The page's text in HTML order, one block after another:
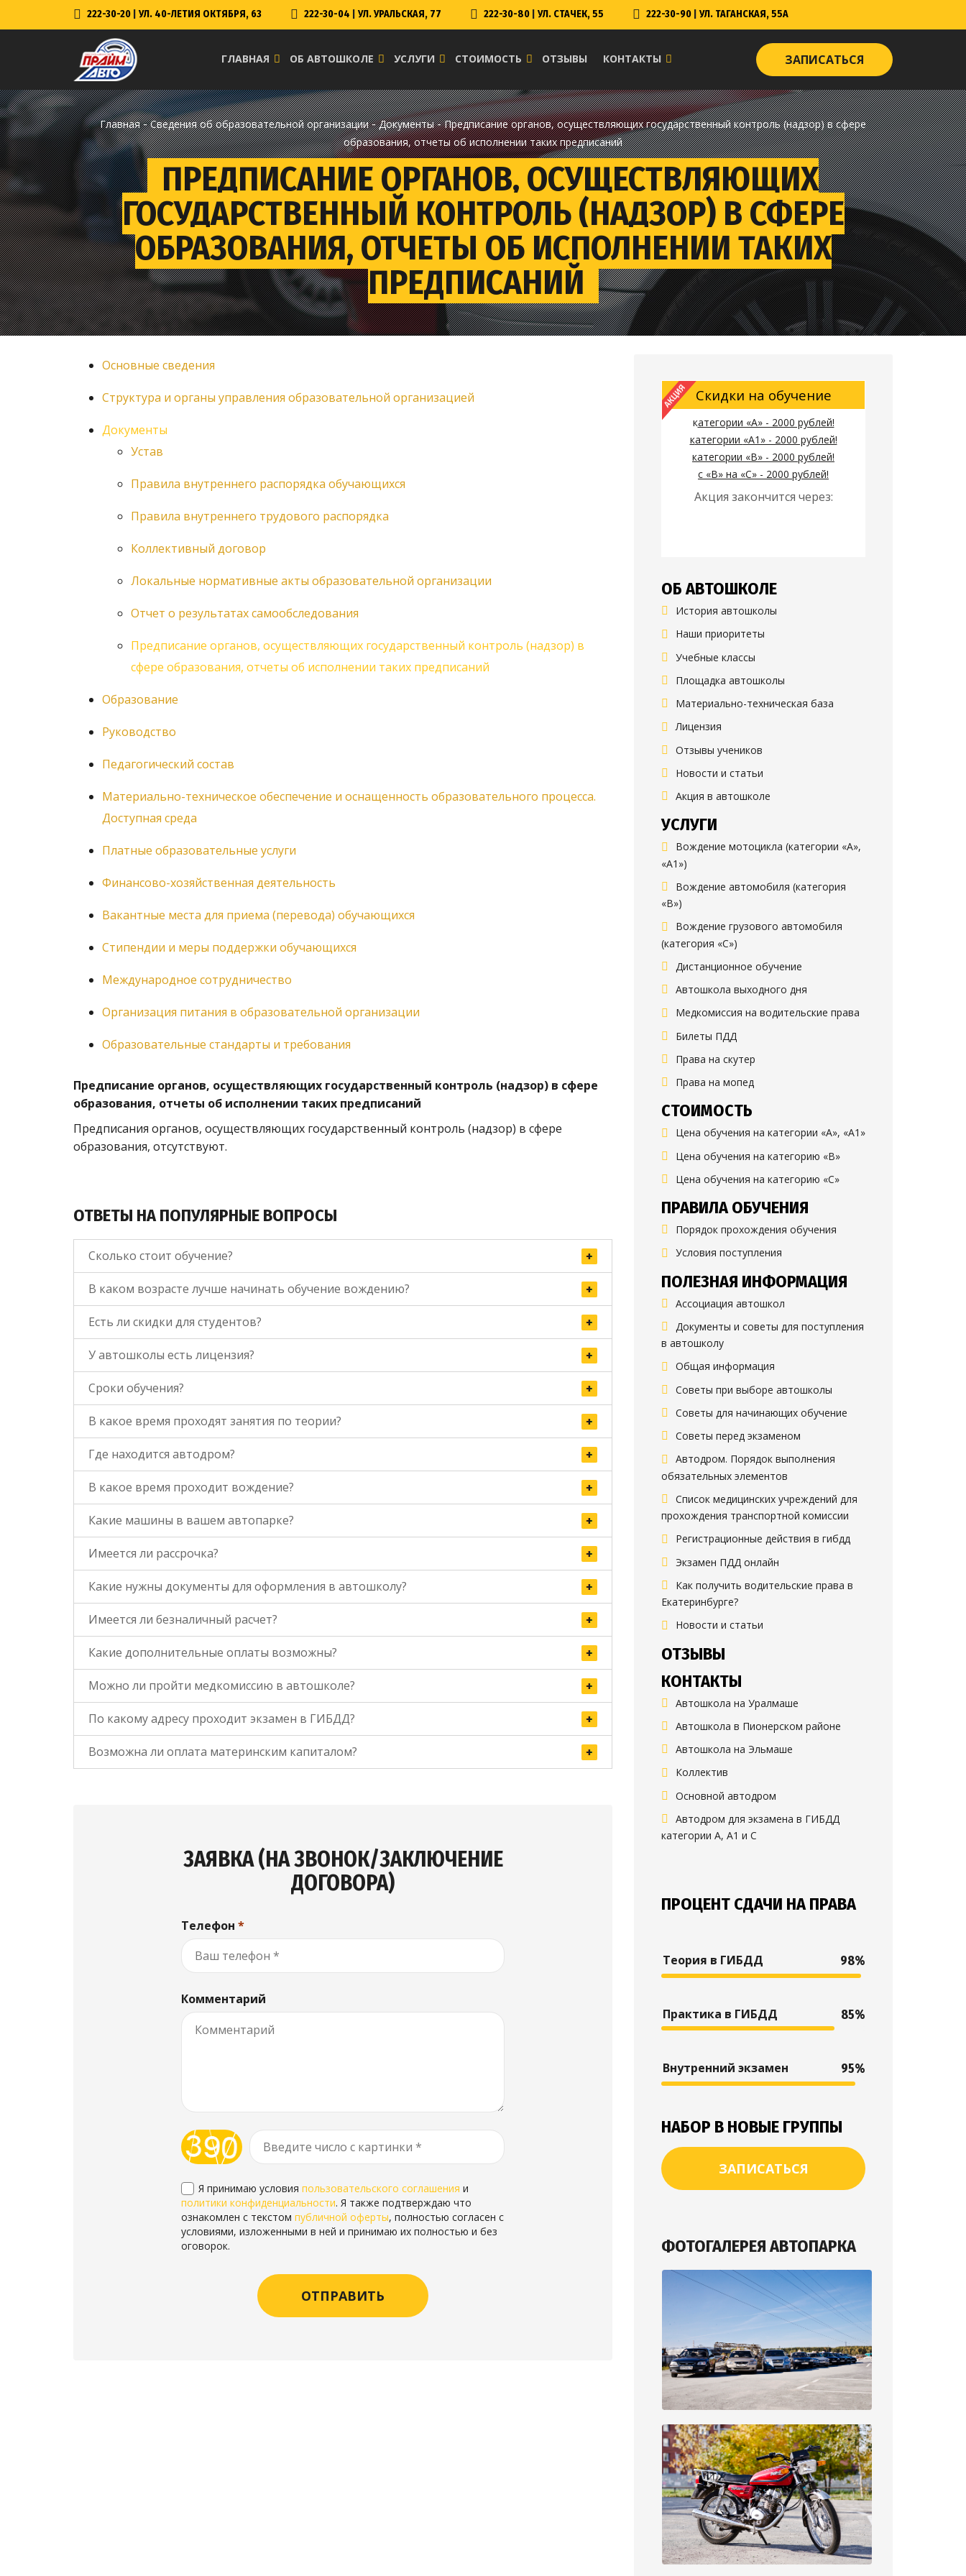
222-30-20 УЛ. 40-ЛЕТИЯ ОКТЯБРЯ, 63 222-30-04 УЛ. УРАЛЬСКАЯ, 77 222-30-80 УЛ. СТАЧЕК, 55 222-30-90 УЛ. ТАГАНСКАЯ, 55А
ГЛАВНАЯ ОБ АВТОШКОЛЕ УСЛУГИ СТОИМОСТЬ ОТЗЫВЫ КОНТАКТЫ ЗАПИСАТЬСЯ
Главная-Сведения об образовательной организации-Документы-Предписание органов, осуществляющих государственный контроль (надзор) в сфере
образования, отчеты об исполнении таких предписаний
ПРЕДПИСАНИЕ ОРГАНОВ, ОСУЩЕСТВЛЯЮЩИХ
ГОСУДАРСТВЕННЫЙ КОНТРОЛЬ (НАДЗОР) В СФЕРЕ
ОБРАЗОВАНИЯ, ОТЧЕТЫ ОБ ИСПОЛНЕНИИ ТАКИХ
ПРЕДПИСАНИЙ
Основные сведения
Структура и органы управления образовательной организацией
Документы
Устав
Правила внутреннего распорядка обучающихся
Правила внутреннего трудового распорядка
Коллективный договор
Локальные нормативные акты образовательной организации
Отчет о результатах самообследования
Предписание органов, осуществляющих государственный контроль (надзор) в
сфере образования, отчеты об исполнении таких предписаний
Образование
Руководство
Педагогический состав
Материально-техническое обеспечение и оснащенность образовательного процесса.
Доступная среда
Платные образовательные услуги
Финансово-хозяйственная деятельность
Вакантные места для приема (перевода) обучающихся
Стипендии и меры поддержки обучающихся
Международное сотрудничество
Организация питания в образовательной организации
Образовательные стандарты и требования
Предписание органов, осуществляющих государственный контроль (надзор) в сфере
образования, отчеты об исполнении таких предписаний
Предписания органов, осуществляющих государственный контроль (надзор) в сфере
образования, отсутствуют.
ОТВЕТЫ НА ПОПУЛЯРНЫЕ ВОПРОСЫ
Сколько стоит обучение?
В каком возрасте лучше начинать обучение вождению?
Есть ли скидки для студентов?
У автошколы есть лицензия?
Сроки обучения?
В какое время проходят занятия по теории?
Где находится автодром?
В какое время проходит вождение?
Какие машины в вашем автопарке?
Имеется ли рассрочка?
Какие нужны документы для оформления в автошколу?
Имеется ли безналичный расчет?
Какие дополнительные оплаты возможны?
Можно ли пройти медкомиссию в автошколе?
По какому адресу проходит экзамен в ГИБДД?
Возможна ли оплата материнским капиталом?
ЗАЯВКА (НА ЗВОНОК/ЗАКЛЮЧЕНИЕ
ДОГОВОРА)
Телефон *
Комментарий
Я принимаю условия пользовательского соглашения и
политики конфиденциальности. Я также подтверждаю что
ознакомлен с текстом публичной оферты, полностью согласен с
условиями, изложенными в ней и принимаю их полностью и без
оговорок.
Скидки на обучение
категории «А» - 2000 рублей!
категории «А1» - 2000 рублей!
категории «B» - 2000 рублей!
с «B» на «C» - 2000 рублей!
Акция закончится через:
ОБ АВТОШКОЛЕ
История автошколы
Наши приоритеты
Учебные классы
Площадка автошколы
Материально-техническая база
Лицензия
Отзывы учеников
Новости и статьи
Акция в автошколе
УСЛУГИ
Вождение мотоцикла (категории «А»,
«А1»)
Вождение автомобиля (категория
«B»)
Вождение грузового автомобиля
(категория «C»)
Дистанционное обучение
Автошкола выходного дня
Медкомиссия на водительские права
Билеты ПДД
Права на скутер
Права на мопед
СТОИМОСТЬ
Цена обучения на категории «А», «А1»
Цена обучения на категорию «B»
Цена обучения на категорию «C»
ПРАВИЛА ОБУЧЕНИЯ
Порядок прохождения обучения
Условия поступления
ПОЛЕЗНАЯ ИНФОРМАЦИЯ
Ассоциация автошкол
Документы и советы для поступления
в автошколу
Общая информация
Советы при выборе автошколы
Советы для начинающих обучение
Советы перед экзаменом
Автодром. Порядок выполнения
обязательных элементов
Список медицинских учреждений для
прохождения транспортной комиссии
Регистрационные действия в гибдд
Экзамен ПДД онлайн
Как получить водительские права в
Екатеринбурге?
Новости и статьи
ОТЗЫВЫ
КОНТАКТЫ
Автошкола на Уралмаше
Автошкола в Пионерском районе
Автошкола на Эльмаше
Коллектив
Основной автодром
Автодром для экзамена в ГИБДД
категории А, А1 и С
ПРОЦЕНТ СДАЧИ НА ПРАВА
Теория в ГИБДД 98%
Практика в ГИБДД 85%
Внутренний экзамен 95%
НАБОР В НОВЫЕ ГРУППЫ
ЗАПИСАТЬСЯ
ФОТОГАЛЕРЕЯ АВТОПАРКА